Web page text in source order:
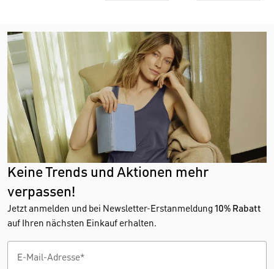
Keine Trends und Aktionen mehr
verpassen!
Jetzt anmelden und bei Newsletter-Erstanmeldung 10% Rabatt
auf Ihren nächsten Einkauf erhalten.